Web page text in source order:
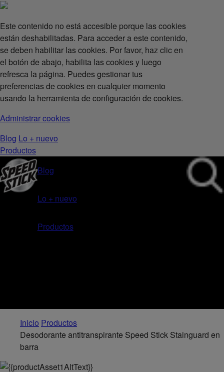
Este contenido no está accesible porque las cookies
están deshabilitadas. Para acceder a este contenido,
se deben habilitar las cookies. Por favor, haz clic en
el botón de abajo, habilita las cookies y luego
refresca la página. Puedes gestionar tus
preferencias de cookies en cualquier momento
usando la herramienta de configuración de cookies.
Administrar cookies
Blog Lo + nuevo
Productos
Blog
Lo + nuevo
Productos
Inicio Productos
Desodorante antitranspirante Speed Stick Stainguard en
barra